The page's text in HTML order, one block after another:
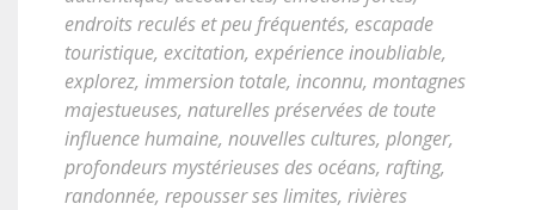
endroits reculés et peu fréquentés, escapade
touristique, excitation, expérience inoubliable,
explorez, immersion totale, inconnu, montagnes
majestueuses, naturelles préservées de toute
influence humaine, nouvelles cultures, plonger,
profondeurs mystérieuses des océans, rafting,
randonnée, repousser ses limites, rivières